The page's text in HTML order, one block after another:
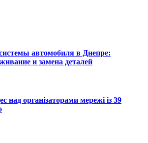
автомобиля в Днепре:
и замена деталей
над організаторами мережі із 39